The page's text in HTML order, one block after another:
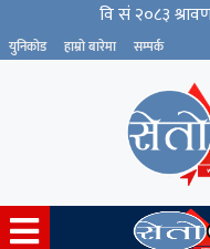
युनिकोड हाम्रो बारेमा सम्पर्क